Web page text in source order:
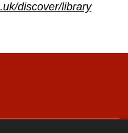
discover/library